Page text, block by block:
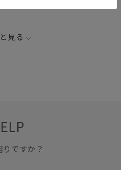
見る
ですか？